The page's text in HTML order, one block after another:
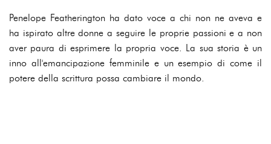
Penelope Featherington ha dato voce a chi non ne aveva e
ha ispirato altre donne a seguire le proprie passioni e a non
aver paura di esprimere la propria voce. La sua storia è un
inno all'emancipazione femminile e un esempio di come il
potere della scrittura possa cambiare il mondo.